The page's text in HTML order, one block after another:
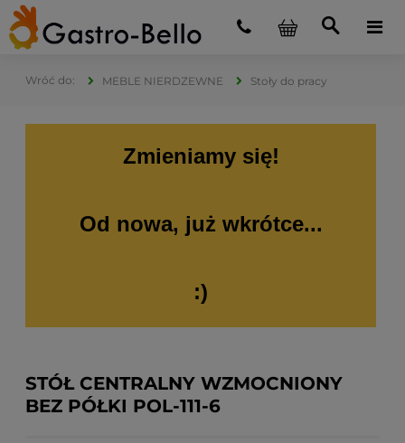
MEBLE NIERDZEWNE Stoły do pracy
Zmieniamy się!
Od nowa, już wkrótce...
:)
STÓŁ CENTRALNY WZMOCNIONY
BEZ PÓŁKI POL-111-6